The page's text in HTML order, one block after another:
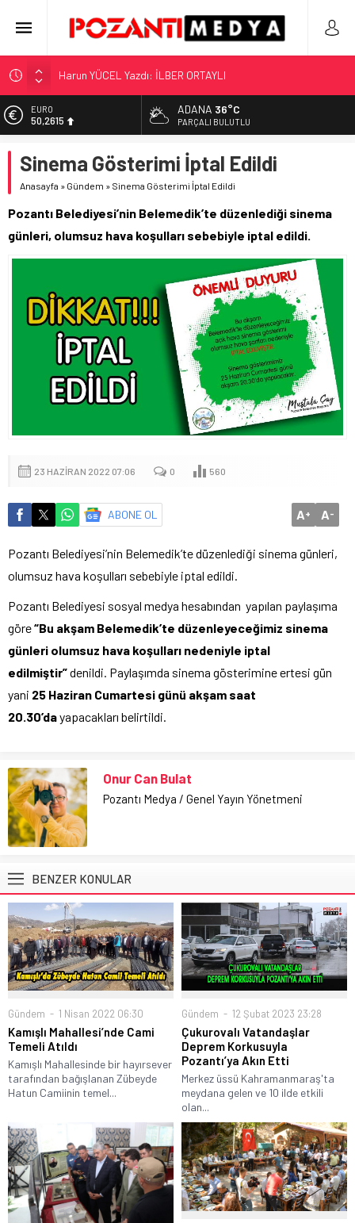
Harun YÜCEL Yazdı: İLBER ORTAYLI
“KILAVUZ HATİCE’NİN MEZARI NEREDE?!!!”
Adana’nın Gizli Cenneti Pozantı Akçatekir Yaylası
Yılmaz Soğutma’dan Buzdolabı Uyarısı
Gaziantep, Mersin ve Adana’da Web Tasarımın Öncüsü GZR
Ajans
EURO
50,2615
5.910,66
BİST
42,6961
ADANA 36°C
PARÇALI BULUTLU
Sinema Gösterimi İptal Edildi
Anasayfa » Gündem » Sinema Gösterimi İptal Edildi
Pozantı Belediyesi’nin Belemedik’te düzenlediği sinema
günleri, olumsuz hava koşulları sebebiyle iptal edildi.
23 HAZIRAN 2022 07:06 0 560
ABONE OL A+ A-
Pozantı Belediyesi’nin Belemedik’te düzenlediği sinema günleri,
olumsuz hava koşulları sebebiyle iptal edildi.
Pozantı Belediyesi sosyal medya hesabından yapılan paylaşıma
göre“Bu akşam Belemedik’te düzenleyeceğimiz sinema
günleri olumsuz hava koşulları nedeniyle iptal
edilmiştir”denildi. Paylaşımda sinema gösterimine ertesi gün
yani 25 Haziran Cumartesi günü akşam saat
20.30’dayapacakları belirtildi.
Onur Can Bulat
Pozantı Medya / Genel Yayın Yönetmeni
BENZER KONULAR
Gündem 1 Nisan 2022 06:30
Kamışlı Mahallesi’nde Cami
Temeli Atıldı
Kamışlı Mahallesinde bir hayırsever
tarafından bağışlanan Zübeyde
Hatun Camiinin temel...
Gündem 12 Şubat 2023 23:28
Çukurovalı Vatandaşlar
Deprem Korkusuyla
Pozantı’ya Akın Etti
Merkez üssü Kahramanmaraş'ta
meydana gelen ve 10 ilde etkili
olan...